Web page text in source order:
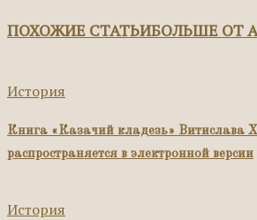
ПОХОЖИЕ СТАТЬИБОЛЬШЕ ОТ
История
Книга «Казачий кладезь» Витислава
распространяется в электронной версии
История